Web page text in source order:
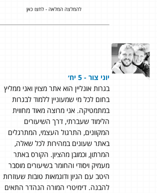
להמלצה המלאה - לחצו כאן
יוני צור - 5 יח׳
בגרות אונליין הוא אתר מצוין ואני ממליץ
בחום לכל מי שמעוניין ללמוד לבגרות
במתמטיקה. אני מרוצה מאוד מחווית
הלימוד שעברתי, דרך השיעורים
המקוונים, התרגול העצמי, המתרגלים
באתר שעונים במהירות לכל שאלה,
המרתון, וכמובן מהציון. הקורס באתר
מעמיק ויסודי והחומר בשיעורים מוסבר
היטב עם הגיון ודוגמאות טובות שעוזרות
להבנה. דימיטרי המורה הנהדר התאים